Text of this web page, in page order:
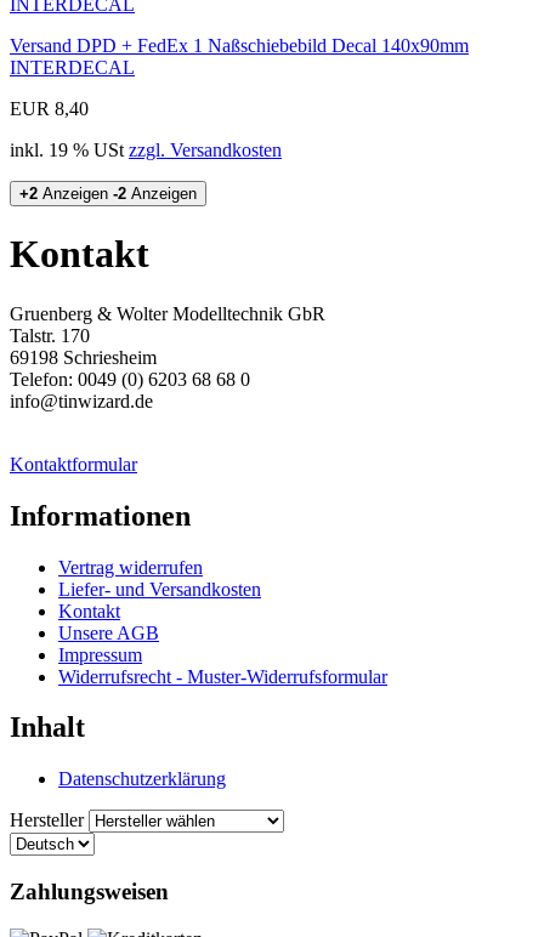
Versand DPD + FedEx 1 Naßschiebebild Decal 140x90mm
INTERDECAL
EUR 8,40
inkl. 19 % USt zzgl. Versandkosten
+2 Anzeigen -2 Anzeigen
Kontakt
Gruenberg & Wolter Modelltechnik GbR
Talstr. 170
69198 Schriesheim
Telefon: 0049 (0) 6203 68 68 0
info@tinwizard.de
Kontaktformular
Informationen
Vertrag widerrufen
Liefer- und Versandkosten
Kontakt
Unsere AGB
Impressum
Widerrufsrecht - Muster-Widerrufsformular
Inhalt
Datenschutzerklärung
Hersteller
Zahlungsweisen